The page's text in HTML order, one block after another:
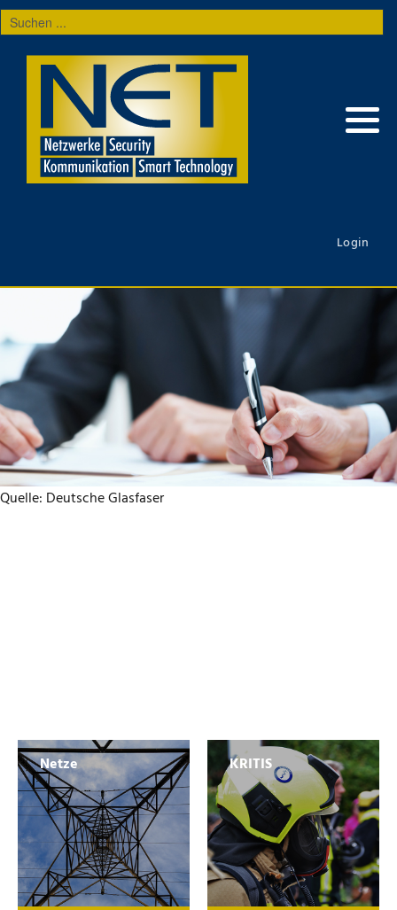
Suchen
...
Login
Quelle: Deutsche Glasfaser
Netze KRITIS